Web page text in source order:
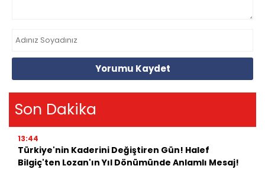
Yorumu Kaydet
Son Dakika
13:44
Türkiye'nin Kaderini Değiştiren Gün! Halef
Bilgiç'ten Lozan'ın Yıl Dönümünde Anlamlı Mesaj!